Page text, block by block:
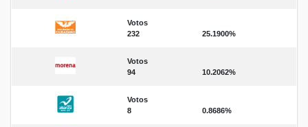
Votos
232
25.1900%
Votos
94
10.2062%
Votos
8
0.8686%